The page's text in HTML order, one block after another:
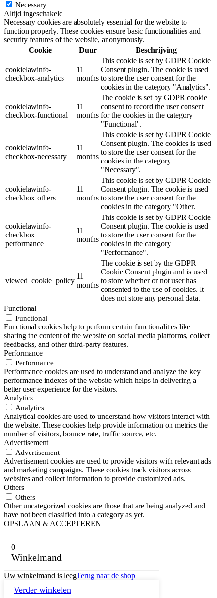
Necessary
Altijd ingeschakeld
Necessary cookies are absolutely essential for the website to
function properly. These cookies ensure basic functionalities and
security features of the website, anonymously.
Cookie
Duur Beschrijving
cookielawinfo-
checkbox-analytics
11
months
This cookie is set by GDPR Cookie
Consent plugin. The cookie is used
to store the user consent for the
cookies in the category "Analytics".
cookielawinfo-
checkbox-functional
11
months
The cookie is set by GDPR cookie
consent to record the user consent
for the cookies in the category
"Functional".
cookielawinfo-
checkbox-necessary
11
months
This cookie is set by GDPR Cookie
Consent plugin. The cookies is used
to store the user consent for the
cookies in the category
"Necessary".
cookielawinfo-
checkbox-others
11
months
This cookie is set by GDPR Cookie
Consent plugin. The cookie is used
to store the user consent for the
cookies in the category "Other.
cookielawinfo-
checkbox-
performance
11
months
This cookie is set by GDPR Cookie
Consent plugin. The cookie is used
to store the user consent for the
cookies in the category
"Performance".
viewed_cookie_policy
11
months
The cookie is set by the GDPR
Cookie Consent plugin and is used
to store whether or not user has
consented to the use of cookies. It
does not store any personal data.
Functional
Functional
Functional cookies help to perform certain functionalities like
sharing the content of the website on social media platforms, collect
feedbacks, and other third-party features.
Performance
Performance
Performance cookies are used to understand and analyze the key
performance indexes of the website which helps in delivering a
better user experience for the visitors.
Analytics
Analytics
Analytical cookies are used to understand how visitors interact with
the website. These cookies help provide information on metrics the
number of visitors, bounce rate, traffic source, etc.
Advertisement
Advertisement
Advertisement cookies are used to provide visitors with relevant ads
and marketing campaigns. These cookies track visitors across
websites and collect information to provide customized ads.
Others
Others
Other uncategorized cookies are those that are being analyzed and
have not been classified into a category as yet.
OPSLAAN & ACCEPTEREN
0
Winkelmand
Uw winkelmand is leegTerug naar de shop
Verder winkelen